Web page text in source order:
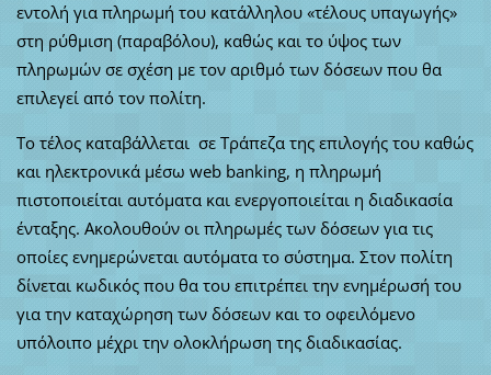
εντολή για πληρωμή του κατάλληλου «τέλους υπαγωγής»
στη ρύθμιση (παραβόλου), καθώς και το ύψος των
πληρωμών σε σχέση με τον αριθμό των δόσεων που θα
επιλεγεί από τον πολίτη.
Το τέλος καταβάλλεται σε Τράπεζα της επιλογής του καθώς
και ηλεκτρονικά μέσω web banking, η πληρωμή
πιστοποιείται αυτόματα και ενεργοποιείται η διαδικασία
ένταξης. Ακολουθούν οι πληρωμές των δόσεων για τις
οποίες ενημερώνεται αυτόματα το σύστημα. Στον πολίτη
δίνεται κωδικός που θα του επιτρέπει την ενημέρωσή του
για την καταχώρηση των δόσεων και το οφειλόμενο
υπόλοιπο μέχρι την ολοκλήρωση της διαδικασίας.